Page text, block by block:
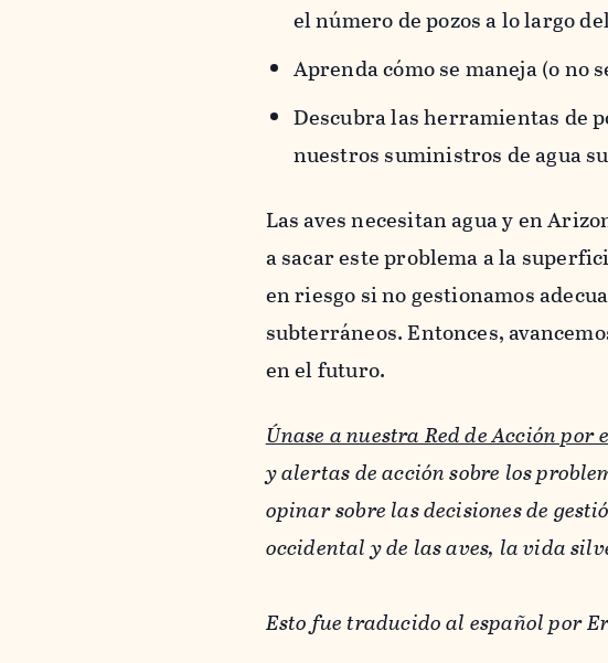
el número de pozos a lo largo
Aprenda cómo se maneja (o no
Descubra las herramientas de
nuestros suministros de agua
Las aves necesitan agua y en
a sacar este problema a la
en riesgo si no gestionamos
subterráneos. Entonces,
en el futuro.
Únase a nuestra Red de Acción por
y alertas de acción sobre los
opinar sobre las decisiones de
occidental y de las aves, la vida
Esto fue traducido al español por